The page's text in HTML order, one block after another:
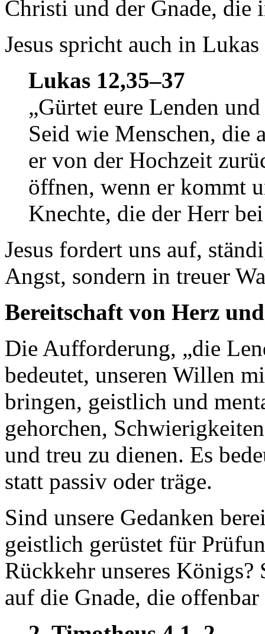
Christi und der Gnade,
Jesus spricht auch in
Lukas 12,35–37
„Gürtet eure Lenden
Seid wie Menschen, die
er von der Hochzeit
öffnen, wenn er kommt
Knechte, die der Herr
Jesus fordert uns auf,
Angst, sondern in treuer
Bereitschaft von Herz
Die Aufforderung, „die
bedeutet, unseren Willen
bringen, geistlich und
gehorchen,
und treu zu dienen. Es
statt passiv oder träge.
Sind unsere Gedanken
geistlich gerüstet für
Rückkehr unseres Königs?
auf die Gnade, die